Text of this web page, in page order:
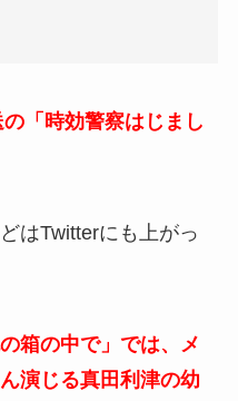
「時効警察はじまし
はTwitterにも上がっ
箱の中で」では、メ
演じる真田利津の幼